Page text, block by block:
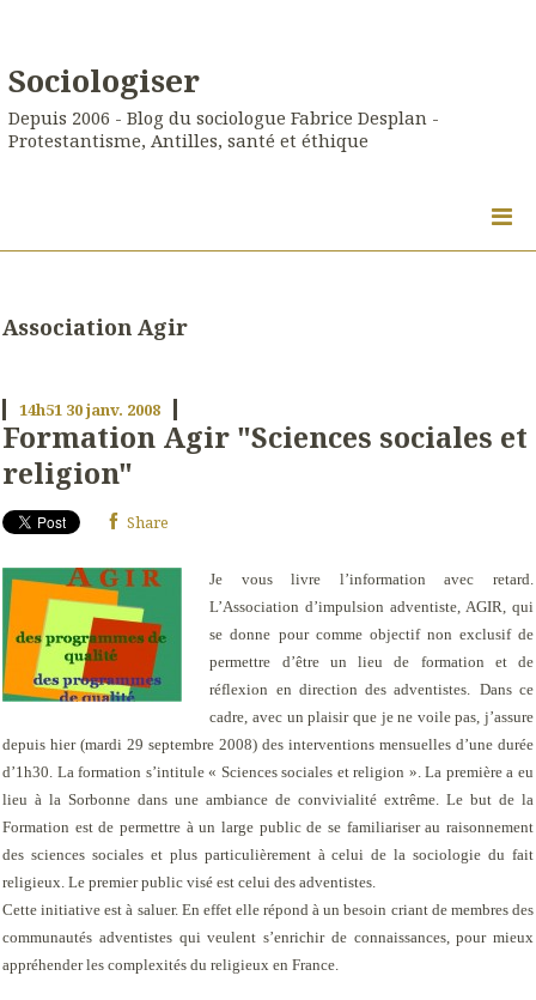
Sociologiser
Depuis 2006 - Blog du sociologue Fabrice Desplan -
Protestantisme, Antilles, santé et éthique
Association Agir
14h51 30janv. 2008
Formation Agir "Sciences sociales et
religion"
Share
Je vous livre l’information avec retard.
L’Association d’impulsion adventiste, AGIR, qui
se donne pour comme objectif non exclusif de
permettre d’être un lieu de formation et de
réflexion en direction des adventistes.
Dans ce
cadre, avec un plaisir que je ne voile pas, j’assure
depuis hier (mardi 29 septembre 2008) des interventions mensuelles d’une durée
d’1h30. La formation s’intitule « Sciences sociales et religion ». La première a eu
lieu à la Sorbonne dans une ambiance de convivialité extrême. Le but de la
Formation est de permettre à un large public de se familiariser au raisonnement
des sciences sociales et plus particulièrement à celui de la sociologie du fait
religieux. Le premier public visé est celui des adventistes.
Cette initiative est à saluer. En effet elle répond à un besoin criant de membres des
communautés adventistes qui veulent s’enrichir de connaissances, pour mieux
appréhender les complexités du religieux en France.